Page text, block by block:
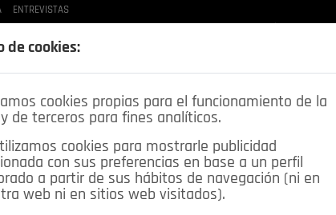
ENTREVISTAS
de cookies:
cookies propias para el funcionamiento de la
de terceros para fines analíticos.
cookies para mostrarle publicidad
con sus preferencias en base a un perfil
a partir de sus hábitos de navegación (ni en
web ni en sitios web visitados).